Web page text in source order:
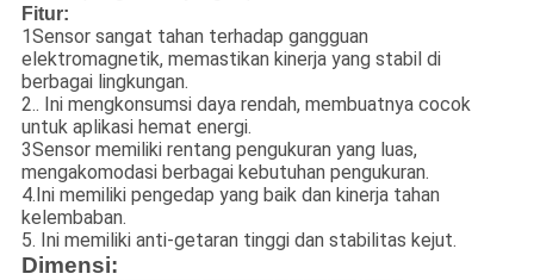
Fitur:
1Sensor sangat tahan terhadap gangguan
elektromagnetik, memastikan kinerja yang stabil di
berbagai lingkungan.
2.. Ini mengkonsumsi daya rendah, membuatnya cocok
untuk aplikasi hemat energi.
3Sensor memiliki rentang pengukuran yang luas,
mengakomodasi berbagai kebutuhan pengukuran.
4.Ini memiliki pengedap yang baik dan kinerja tahan
kelembaban.
5. Ini memiliki anti-getaran tinggi dan stabilitas kejut.
Dimensi: